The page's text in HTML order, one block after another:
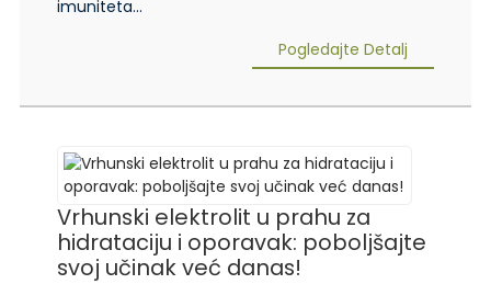
imuniteta...
Pogledajte Detalj
Vrhunski elektrolit u prahu za
hidrataciju i oporavak: poboljšajte
svoj učinak već danas!